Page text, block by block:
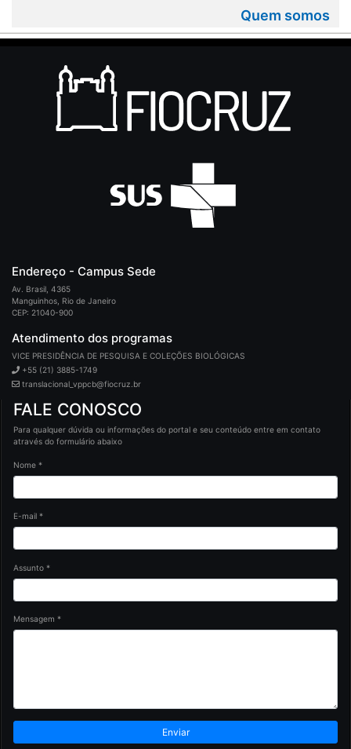
Quem somos
Endereço - Campus Sede
Av. Brasil, 4365
Manguinhos, Rio de Janeiro
CEP: 21040-900
Atendimento dos programas
VICE PRESIDÊNCIA DE PESQUISA E COLEÇÕES BIOLÓGICAS
+55 (21) 3885-1749
translacional_vppcb@fiocruz.br
FALE CONOSCO
Para qualquer dúvida ou informações do portal e seu conteúdo entre em contato
através do formulário abaixo
Nome *
E-mail *
Assunto *
Mensagem *